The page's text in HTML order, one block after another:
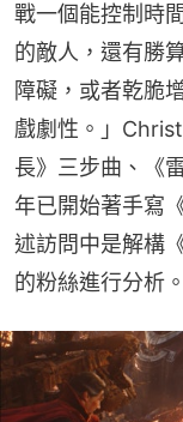
戰一個能控制時
的敵人，還有勝
障礙，或者乾脆
戲劇性。」
長》三步曲、《
年已開始著手寫
述訪問中是解構
的粉絲進行分析。